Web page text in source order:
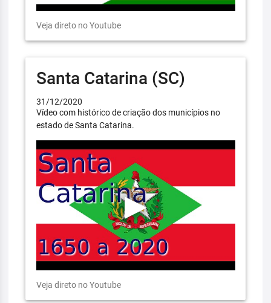
Veja direto no Youtube
Santa Catarina (SC)
31/12/2020
Vídeo com histórico de criação dos municípios no
estado de Santa Catarina.
Veja direto no Youtube